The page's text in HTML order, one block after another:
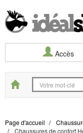
Accès
Start
Page d'accueil
Chaussures de confort